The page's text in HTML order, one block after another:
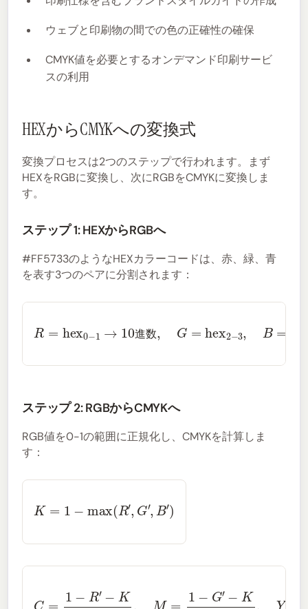
ウェブと印刷物の間での色の正確性の確保
CMYK値を必要とするオンデマンド印刷サービ
スの利用
HEXからCMYKへの変換式
変換プロセスは2つのステップで行われます。まず
HEXをRGBに変換し、次にRGBをCMYKに変換しま
す。
ステップ 1: HEXからRGBへ
#FF5733のようなHEXカラーコードは、赤、緑、青
を表す3つのペアに分割されます：
進 数
= hex0−
10進数 = hex2−3 =hex 4−5
ステップ 2: RGBからCMYKへ
RGB値を0-1の範囲に正規化し、CMYKを計算しま
す：
=1 max(R′,G ′,B′
R K1− M= K 1−B K1